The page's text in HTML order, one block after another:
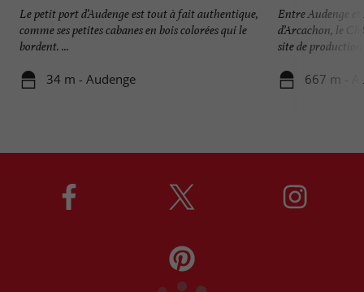
Le petit port d’Audenge est tout à fait authentique,
comme ses petites cabanes en bois colorées qui le
bordent. ...
34 m - Audenge
Entre Audenge
d’Arcachon, le
site de production
667 m -